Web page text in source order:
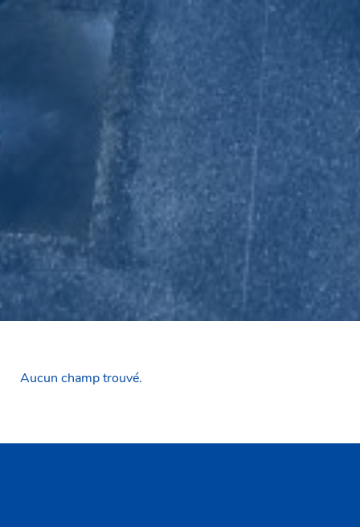
Aucun champ trouvé.